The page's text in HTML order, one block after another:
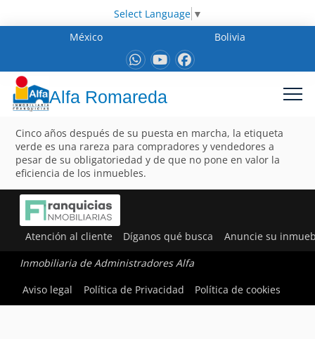
Select Language ▼
México
Bolivia
Alfa Romareda
Cinco años después de su puesta en marcha, la etiqueta
verde es una rareza para compradores y vendedores a
pesar de su obligatoriedad y de que no pone en valor la
eficiencia de los inmuebles.
Atención al cliente Díganos qué busca Anuncie su
Inmobiliaria de Administradores Alfa
Aviso legal
Política de Privacidad Política de cookies